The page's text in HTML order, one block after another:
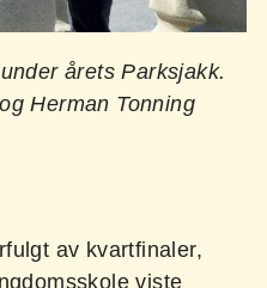
årets Parksjakk.
Herman Tonning
av kvartfinaler,
viste